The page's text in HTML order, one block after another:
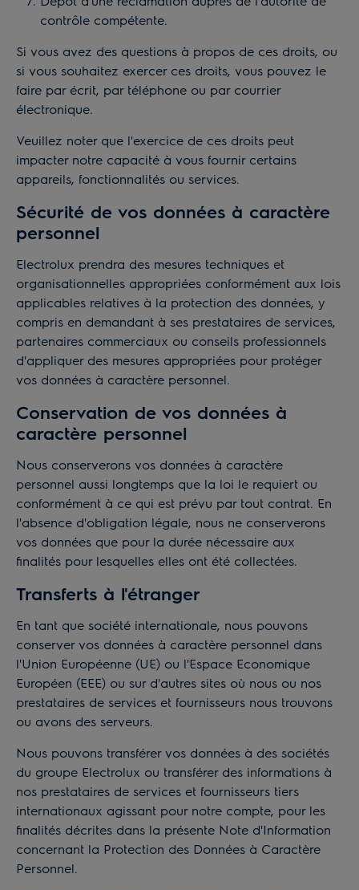
contrôle compétente.
Si vous avez des questions à propos de ces droits, ou
si vous souhaitez exercer ces droits, vous pouvez le
faire par écrit, par téléphone ou par courrier
électronique.
Veuillez noter que l'exercice de ces droits peut
impacter notre capacité à vous fournir certains
appareils, fonctionnalités ou services.
Sécurité de vos données à caractère
personnel
Electrolux prendra des mesures techniques et
organisationnelles appropriées conformément aux lois
applicables relatives à la protection des données, y
compris en demandant à ses prestataires de services,
partenaires commerciaux ou conseils professionnels
d'appliquer des mesures appropriées pour protéger
vos données à caractère personnel.
Conservation de vos données à
caractère personnel
Nous conserverons vos données à caractère
personnel aussi longtemps que la loi le requiert ou
conformément à ce qui est prévu par tout contrat. En
l'absence d'obligation légale, nous ne conserverons
vos données que pour la durée nécessaire aux
finalités pour lesquelles elles ont été collectées.
Transferts à l'étranger
En tant que société internationale, nous pouvons
conserver vos données à caractère personnel dans
l'Union Européenne (UE) ou l'Espace Economique
Européen (EEE) ou sur d'autres sites où nous ou nos
prestataires de services et fournisseurs nous trouvons
ou avons des serveurs.
Nous pouvons transférer vos données à des sociétés
du groupe Electrolux ou transférer des informations à
nos prestataires de services et fournisseurs tiers
internationaux agissant pour notre compte, pour les
finalités décrites dans la présente Note d'Information
concernant la Protection des Données à Caractère
Personnel.